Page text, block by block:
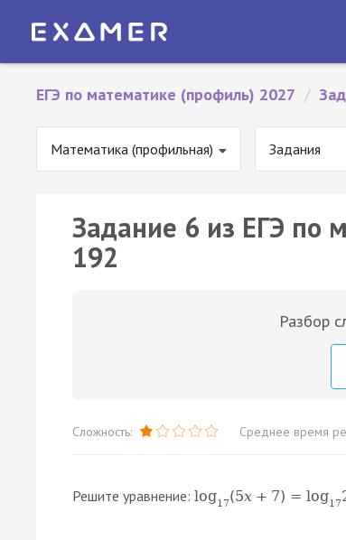
ЕГЭ по математике (профиль) 2027 /
Математика (профильная) Задания
Задание 6 из ЕГЭ по
192
Разбор
Сложность: Среднее время
Решите уравнение: log17(5x + 7) = log17